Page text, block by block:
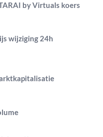
by Virtuals koers
wijziging 24h